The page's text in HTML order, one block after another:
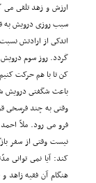
ارزش و زهد تلقى مى
سبب روزى درویش به
اندکى از ارادتش
گردد. روز سوم
کن تا با هم حرکت
باعث شگفتى درویش
وقتى به چند فرسخى
فرو مى رود. ملاّ
نیست وقتى از سفر
کند: آیا نمى توانى
هنگام آن فقیه زاهد